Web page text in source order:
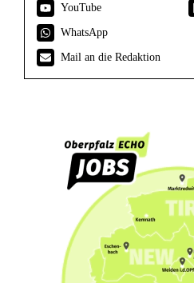
YouTube
WhatsApp
Mail an die Redaktion